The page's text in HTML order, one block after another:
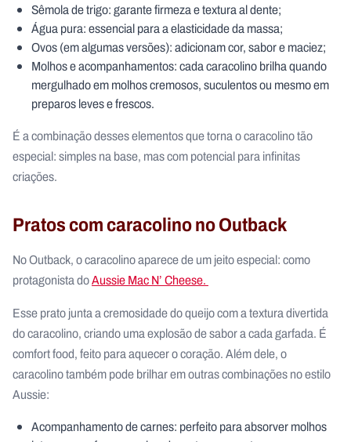
Sêmola de trigo: garante firmeza e textura al dente;
Água pura: essencial para a elasticidade da massa;
Ovos (em algumas versões): adicionam cor, sabor e maciez;
Molhos e acompanhamentos: cada caracolino brilha quando
mergulhado em molhos cremosos, suculentos ou mesmo em
preparos leves e frescos.
É a combinação desses elementos que torna o caracolino tão
especial: simples na base, mas com potencial para infinitas
criações.
Pratos com caracolino no Outback
No Outback, o caracolino aparece de um jeito especial: como
protagonista doAussie Mac N’ Cheese.
Esse prato junta a cremosidade do queijo com a textura divertida
do caracolino, criando uma explosão de sabor a cada garfada. É
comfort food, feito para aquecer o coração. Além dele, o
caracolino também pode brilhar em outras combinações no estilo
Aussie:
Acompanhamento de carnes: perfeito para absorver molhos